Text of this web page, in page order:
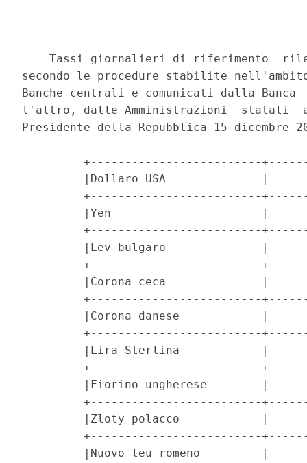
Tassi giornalieri di riferimento
secondo le procedure stabilite
Banche centrali e comunicati dalla
l'altro, dalle Amministrazioni  statali
Presidente della Repubblica 15 dicembre
+-------------------------
|Dollaro USA              |
+-------------------------
|Yen                      |
+-------------------------
|Lev bulgaro              |
+-------------------------
|Corona ceca              |
+-------------------------
|Corona danese            |
+-------------------------
|Lira Sterlina            |
+-------------------------
|Fiorino ungherese        |
+-------------------------
|Zloty polacco            |
+-------------------------
|Nuovo leu romeno         |